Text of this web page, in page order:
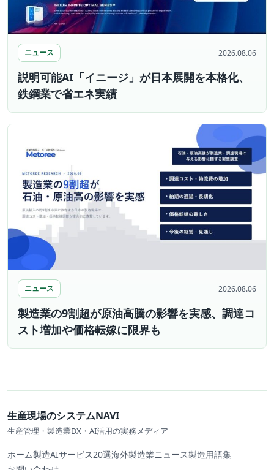
ニュース 2026.08.06
説明可能AI「イニージ」が日本展開を本格化、
鉄鋼業で省エネ実績
ニュース 2026.08.06
製造業の9割超が原油高騰の影響を実感、調達コ
スト増加や価格転嫁に限界も
生産現場のシステムNAVI
生産管理・製造業DX・AI活用の実務メディア
ホーム製造AIサービス20選海外製造業ニュース製造用語集